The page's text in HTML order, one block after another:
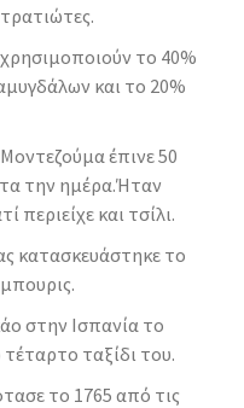
το 40%
και το 20%
έπινε 50
την ημέρα.Ήταν
περιείχε και τσίλι.
κατασκευάστηκε το
στην Ισπανία το
ταξίδι του.
το 1765 από τις